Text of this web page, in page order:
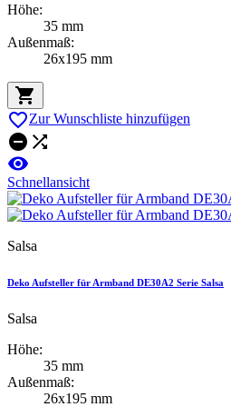
Höhe:
35 mm
Außenmaß:
26x195 mm

Zur Wunschliste hinzufügen
 

Schnellansicht
Salsa
Deko Aufsteller für Armband DE30A2 Serie Salsa
Salsa
Höhe:
35 mm
Außenmaß:
26x195 mm